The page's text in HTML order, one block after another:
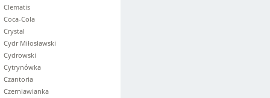
Clematis
Coca-Cola
Crystal
Cydr Miłosławski
Cydrowski
Cytrynówka
Czantoria
Czerniawianka